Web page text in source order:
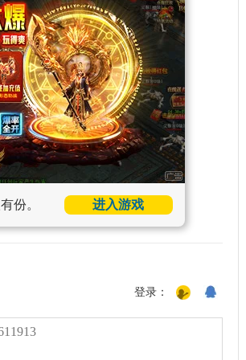
份。 进入游戏
登录：